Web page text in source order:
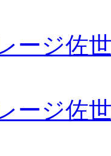
ージ佐
ージ佐